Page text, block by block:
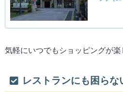
気軽にいつでもショッピングが楽
レストランにも困らな